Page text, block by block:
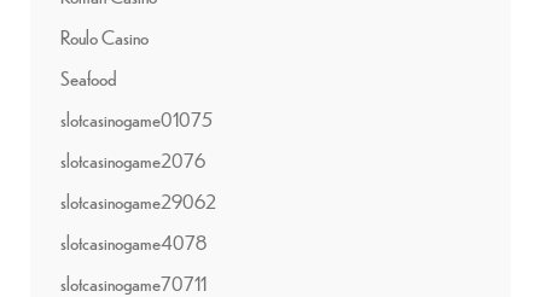
Roulo Casino
Seafood
slotcasinogame01075
slotcasinogame2076
slotcasinogame29062
slotcasinogame4078
slotcasinogame70711